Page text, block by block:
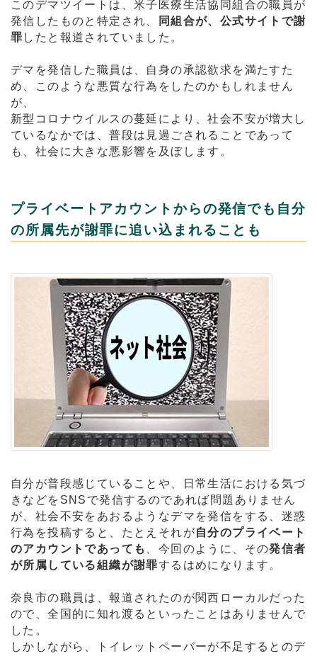
このデマツイートは、米子医療生活協同組合の職員が
発信したものと特定され、
同組合が、公式サイトで謝
罪 したと報道されていました。
デマを発信した職員は、自身の承認欲求を満たすた
め、このような悪質な行為をしたのかもしれません
が、
新型コロナウイルスの蔓延により、社会不安が増大し
ているなかでは、普段は見過ごされることであって
も、社会に大きな悪影響を及ぼします。
プライベートアカウントからの発信でも自分
の所属先が謝罪に追い込まれることも
自分が普段感じていることや、日常生活における気づ
きなどをSNSで発信するのであれば問題ありません
が、社会不安をあおるようなデマを発信をする、迷惑
行為を投稿すると、たとえそれが自分のプライベート
のアカウントであっても
、今回のように、その発信者
が所属している組織が謝罪するはめになります。
奈良市の職員は、報道されたのが関西ローカルだった
ので、全国的に知れ渡るといったことはありませんで
した。
しかしながら、トイレットペーバーが不足するとのデ